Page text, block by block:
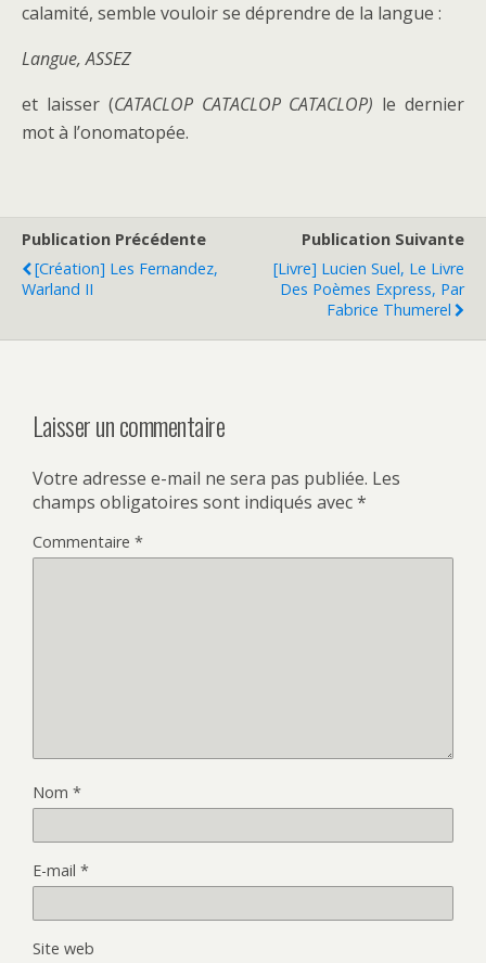
calamité, semble vouloir se déprendre de la langue :
Langue, ASSEZ
et laisser (CATACLOP CATACLOP CATACLOP) le dernier
mot à l’onomatopée.
Publication Précédente
[Création] Les Fernandez,
Warland II
Publication Suivante
[Livre] Lucien Suel, Le Livre
Des Poèmes Express, Par
Fabrice Thumerel
Laisser un commentaire
Votre adresse e-mail ne sera pas publiée. Les
champs obligatoires sont indiqués avec*
Commentaire *
Nom *
E-mail *
Site web